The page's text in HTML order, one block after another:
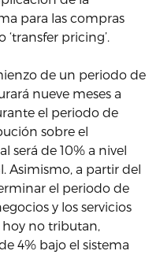
para las compras
pricing’.
de un periodo de
nueve meses a
el periodo de
sobre el
será de 10% a nivel
Asimismo, a partir del
el periodo de
y los servicios
hoy no tributan,
4% bajo el sistema